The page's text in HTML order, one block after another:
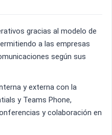
gracias al modelo de
a las empresas
según sus
y externa con la
y Teams Phone,
y colaboración en